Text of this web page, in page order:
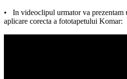
• In videoclipul urmator va prezentam
aplicare corecta a fototapetului Komar: